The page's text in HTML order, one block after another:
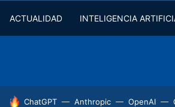
ACTUALIDAD INTELIGENCIA
HOY SE HABLA DE
ChatGPT Anthropic OpenAI